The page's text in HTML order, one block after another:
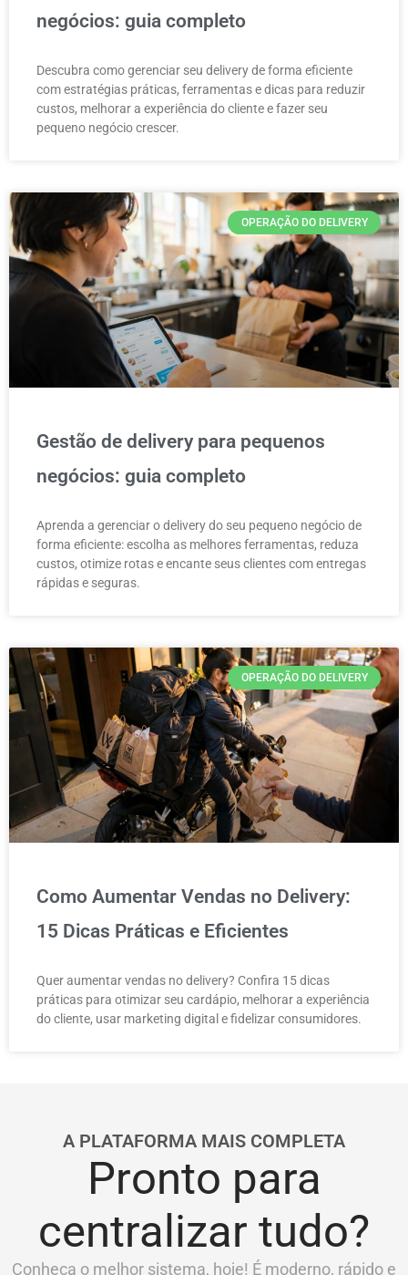
negócios: guia completo
Descubra como gerenciar seu delivery de forma eficiente
com estratégias práticas, ferramentas e dicas para reduzir
custos, melhorar a experiência do cliente e fazer seu
pequeno negócio crescer.
OPERAÇÃO DO DELIVERY
Gestão de delivery para pequenos
negócios: guia completo
Aprenda a gerenciar o delivery do seu pequeno negócio de
forma eficiente: escolha as melhores ferramentas, reduza
custos, otimize rotas e encante seus clientes com entregas
rápidas e seguras.
OPERAÇÃO DO DELIVERY
Como Aumentar Vendas no Delivery:
15 Dicas Práticas e Eficientes
Quer aumentar vendas no delivery? Confira 15 dicas
práticas para otimizar seu cardápio, melhorar a experiência
do cliente, usar marketing digital e fidelizar consumidores.
A PLATAFORMA MAIS COMPLETA
Pronto para
centralizar tudo?
Conheça o melhor sistema, hoje! É moderno, rápido e